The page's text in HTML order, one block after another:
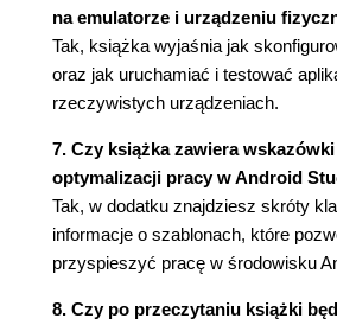
użytkownika (207)
6.1. Zachowywanie stanu
6.2. Obsługa zmian konfiguracji
6.2.1. Zmiana orientacji
6.2.2. Pozostałe zmiany
6.3. Oprogramowywanie
użytkownika (221)
6.3.1. Kontrolka
6.3.2. Kontrolka ListView
6.3.4. Klasy ListActivity i
na emulatorze i urządzeniu
Tak, książka wyjaśnia jak
oraz jak uruchamiać i testować
rzeczywistych urządzeniach.
7. Czy książka zawiera
optymalizacji pracy w Android
Tak, w dodatku znajdziesz skróty
informacje o szablonach, które
przyspieszyć pracę w środowisku
8. Czy po przeczytaniu książki